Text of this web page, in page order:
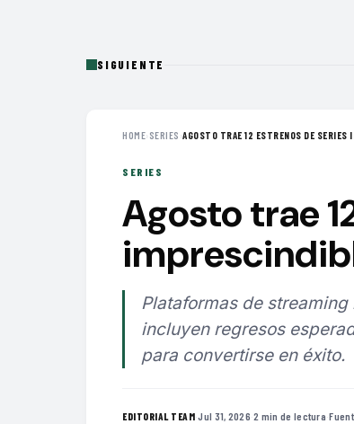
SIGUIENTE
HOME› SERIES ›AGOSTO TRAE 12 ESTRENOS DE SERIES
SERIES
Agosto trae
Plataformas de
incluyen regresos
para convertirse en éxito.
EDITORIAL TEAM·Jul 31, 2026·2 min de lectura·